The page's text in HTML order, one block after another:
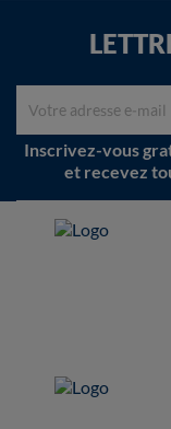
Inscrivez-vous
et recevez